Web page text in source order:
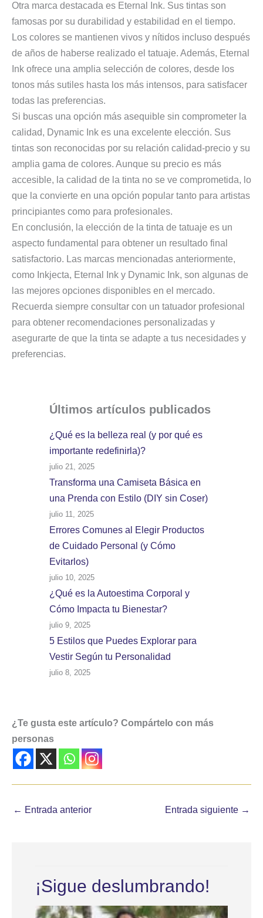
Otra marca destacada es Eternal Ink. Sus tintas son
famosas por su durabilidad y estabilidad en el tiempo.
Los colores se mantienen vivos y nítidos incluso después
de años de haberse realizado el tatuaje. Además, Eternal
Ink ofrece una amplia selección de colores, desde los
tonos más sutiles hasta los más intensos, para satisfacer
todas las preferencias.
Si buscas una opción más asequible sin comprometer la
calidad, Dynamic Ink es una excelente elección. Sus
tintas son reconocidas por su relación calidad-precio y su
amplia gama de colores. Aunque su precio es más
accesible, la calidad de la tinta no se ve comprometida, lo
que la convierte en una opción popular tanto para artistas
principiantes como para profesionales.
En conclusión, la elección de la tinta de tatuaje es un
aspecto fundamental para obtener un resultado final
satisfactorio. Las marcas mencionadas anteriormente,
como Inkjecta, Eternal Ink y Dynamic Ink, son algunas de
las mejores opciones disponibles en el mercado.
Recuerda siempre consultar con un tatuador profesional
para obtener recomendaciones personalizadas y
asegurarte de que la tinta se adapte a tus necesidades y
preferencias.
Últimos artículos publicados
¿Qué es la belleza real (y por qué es
importante redefinirla)?
julio 21, 2025
Transforma una Camiseta Básica en
una Prenda con Estilo (DIY sin Coser)
julio 11, 2025
Errores Comunes al Elegir Productos
de Cuidado Personal (y Cómo
Evitarlos)
julio 10, 2025
¿Qué es la Autoestima Corporal y
Cómo Impacta tu Bienestar?
julio 9, 2025
5 Estilos que Puedes Explorar para
Vestir Según tu Personalidad
julio 8, 2025
¿Te gusta este artículo? Compártelo con más
personas
← Entrada anterior Entrada siguiente →
¡Sigue deslumbrando!